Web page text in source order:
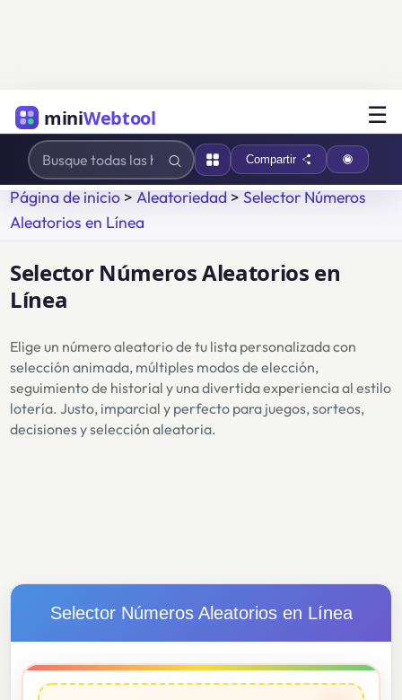
miniWebtool ☰
Compartir
Página de inicio>Aleatoriedad>Selector Números
Aleatorios en Línea
Selector Números Aleatorios en
Línea
Elige un número aleatorio de tu lista personalizada con
selección animada, múltiples modos de elección,
seguimiento de historial y una divertida experiencia al estilo
lotería. Justo, imparcial y perfecto para juegos, sorteos,
decisiones y selección aleatoria.
Selector Números Aleatorios en Línea